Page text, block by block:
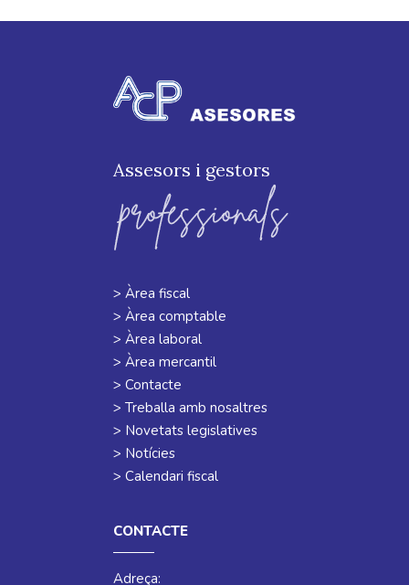
Assesors i gestors
> Àrea fiscal
> Àrea comptable
> Àrea laboral
> Àrea mercantil
> Contacte
> Treballa amb nosaltres
> Novetats legislatives
> Notícies
> Calendari fiscal
CONTACTE
Adreça: